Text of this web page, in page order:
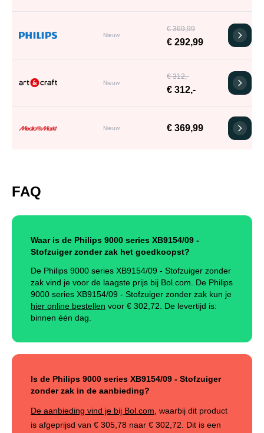
Nieuw
€ 369,99
€ 292,99
Nieuw
€ 312,-
€ 312,-
Nieuw € 369,99
FAQ
Waar is de Philips 9000 series XB9154/09 -
Stofzuiger zonder zak het goedkoopst?
De Philips 9000 series XB9154/09 - Stofzuiger zonder
zak vind je voor de laagste prijs bij Bol.com. De Philips
9000 series XB9154/09 - Stofzuiger zonder zak kun je
hier online bestellen voor € 302,72
De levertijd is:
binnen één dag.
Is de Philips 9000 series XB9154/09 - Stofzuiger
zonder zak in de aanbieding?
De aanbieding vind je bij Bol.com , waarbij dit product
is afgeprijsd van € 305,78 naar € 302,72 . Dit is een